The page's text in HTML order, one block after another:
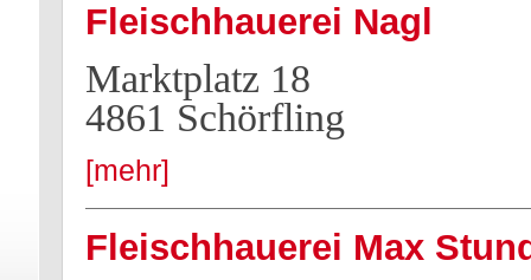
Fleischhauerei Nagl
Marktplatz 18
4861 Schörfling
[mehr]
Fleischhauerei Max